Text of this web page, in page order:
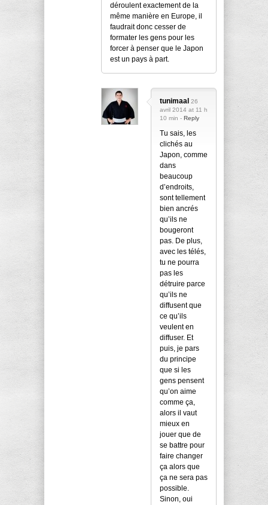
déroulent exactement de la
même manière en Europe, il
faudrait donc cesser de
formater les gens pour les
forcer à penser que le Japon
est un pays à part.
tunimaal 26
avril 2014 at 11 h
10 min - Reply
Tu sais, les
clichés au
Japon, comme
dans
beaucoup
d’endroits,
sont tellement
bien ancrés
qu’ils ne
bougeront
pas. De plus,
avec les télés,
tu ne pourra
pas les
détruire parce
qu’ils ne
diffusent que
ce qu’ils
veulent en
diffuser. Et
puis, je pars
du principe
que si les
gens pensent
qu’on aime
comme ça,
alors il vaut
mieux en
jouer que de
se battre pour
faire changer
ça alors que
ça ne sera pas
possible.
Sinon, oui